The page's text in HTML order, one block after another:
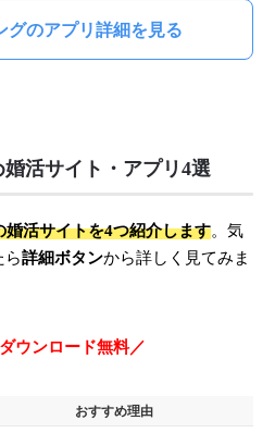
グのアプリ詳細を見る
活サイト・アプリ4選
婚活サイトを4つ紹介します。気
ら詳細ボタンから詳しく見てみま
ウンロード無料／
おすすめ理由